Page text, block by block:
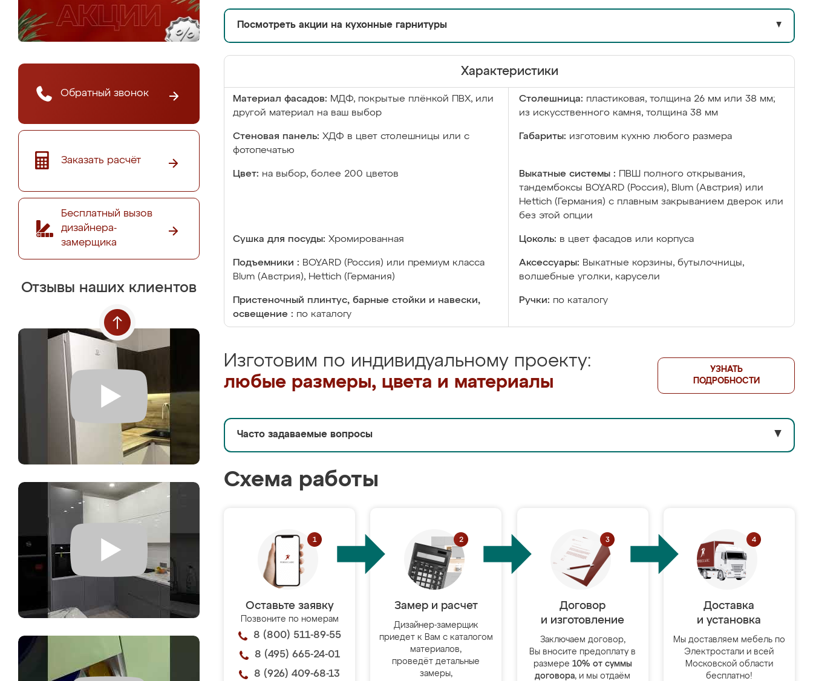
Обратный звонок
Заказать расчёт
Бесплатный вызов
дизайнера-
замерщика
Отзывы наших клиентов
Посмотреть акции на кухонные гарнитуры ▼
Характеристики
Материал фасадов: МДФ, покрытые плёнкой ПВХ, или
другой материал на ваш выбор
Столешница: пластиковая, толщина 26 мм или 38 мм;
из искусственного камня, толщина 38 мм
Стеновая панель: ХДФ в цвет столешницы или с
фотопечатью
Габариты: изготовим кухню любого размера
Цвет: на выбор, более 200 цветов Выкатные системы :
ПВШ полного открывания,
тандембоксы BOYARD (Россия), Blum (Австрия) или
Hettich (Германия) с плавным закрыванием дверок или
без этой опции
Сушка для посуды: Хромированная Цоколь: в цвет фасадов или корпуса
Подъемники : BOYARD (Россия) или премиум класса
Blum (Австрия), Hettich (Германия)
Аксессуары: Выкатные корзины, бутылочницы,
волшебные уголки, карусели
Пристеночный плинтус, барные стойки и навески,
освещение : по каталогу
Ручки: по каталогу
Изготовим по индивидуальному проекту:
любые размеры, цвета и материалы
УЗНАТЬ
ПОДРОБНОСТИ
Часто задаваемые вопросы ▼
Схема работы
Оставьте заявку
Позвоните по номерам
8 (800) 511-89-55
8 (495) 665-24-01
8 (926) 409-68-13
Замер и расчет
Дизайнер-замерщик
приедет к Вам с каталогом
материалов,
проведёт детальные
замеры,
Договор
и изготовление
Заключаем договор,
Вы вносите предоплату в
размере 10% от суммы
договора, и мы отдаём
Доставка
и установка
Мы доставляем мебель по
Электростали и всей
Московской области
бесплатно!